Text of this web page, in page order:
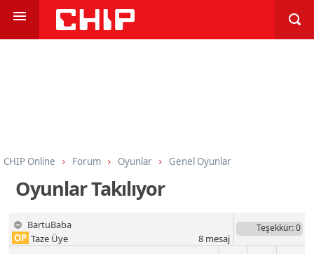
CHIP Online Forum Oyunlar Genel Oyunlar
Oyunlar Takılıyor
BartuBaba
OP Taze Üye
Teşekkür: 0
8mesaj